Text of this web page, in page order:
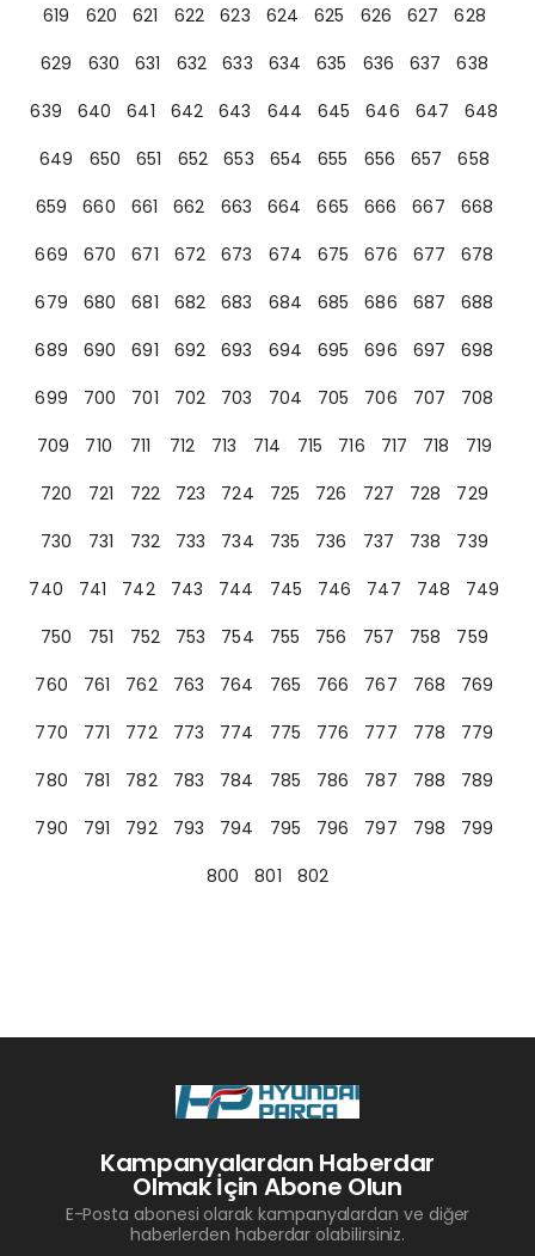
619
620 621 622 623 624 625 626 627
628
629
630 631 632 633 634 635 636 637
638
639
640 641 642 643 644 645 646 647
648
649
650 651 652 653 654 655 656 657
658
659
660 661 662 663 664 665 666 667
668
669
670 671 672 673 674 675 676 677
678
679
680 681 682 683 684 685 686 687
688
689
690 691 692 693 694 695 696 697
698
699
700 701 702 703 704 705 706 707
708
709
710 711 712 713 714 715 716 717 718
719
720
721 722 723 724 725 726 727 728
729
730
731 732 733 734 735 736 737 738
739
740
741 742 743 744 745 746 747 748
749
750
751 752 753 754 755 756 757 758
759
760
761 762 763 764 765 766 767 768
769
770
771 772 773 774 775 776 777 778
779
780
781 782 783 784 785 786 787 788
789
790
791 792 793 794 795 796 797 798
799
800
801 802
Kampanyalardan Haberdar
Olmak İçin Abone Olun
E-Posta abonesi olarak kampanyalardan ve diğer
haberlerden haberdar olabilirsiniz.